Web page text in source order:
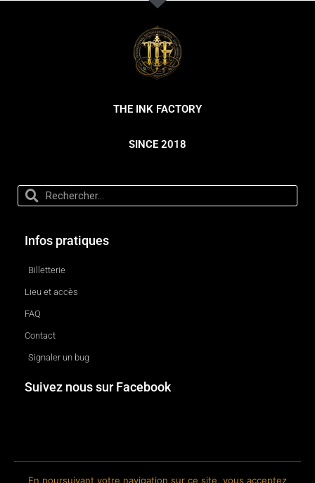
THE INK FACTORY
SINCE 2018
Infos pratiques
Billetterie
Lieu et accès
FAQ
Contact
Signaler un bug
Suivez nous sur Facebook
En poursuivant votre navigation sur ce site, vous acceptez